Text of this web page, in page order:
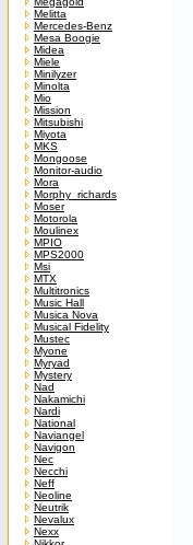
Melitta
Mercedes-Benz
Mesa Boogie
Midea
Miele
Minilyzer
Minolta
Mio
Mission
Mitsubishi
Miyota
MKS
Mongoose
Monitor-audio
Mora
Morphy_richards
Moser
Motorola
Moulinex
MPIO
MPS2000
Msi
MTX
Multitronics
Music Hall
Musica Nova
Musical Fidelity
Mustec
Myone
Myryad
Mystery
Nad
Nakamichi
Nardi
National
Naviangel
Navigon
Nec
Necchi
Neff
Neoline
Neutrik
Nevalux
Nexx